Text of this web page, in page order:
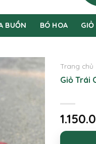
BUỒN BÓ HOA GIỎ
Trang chủ
Giỏ Trái